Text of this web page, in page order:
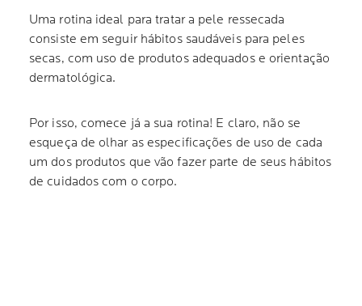
Uma rotina ideal para tratar a pele ressecada
consiste em seguir hábitos saudáveis para peles
secas, com uso de produtos adequados e orientação
dermatológica.
Por isso, comece já a sua rotina! E claro, não se
esqueça de olhar as especificações de uso de cada
um dos produtos que vão fazer parte de seus hábitos
de cuidados com o corpo.